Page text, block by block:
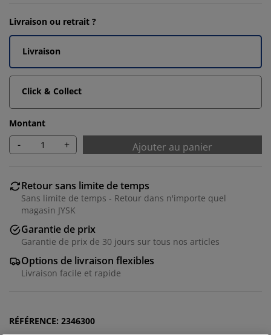
Livraison ou retrait ?
Livraison
Click & Collect
Montant
- + Ajouter au panier
Retour sans limite de temps
Sans limite de temps - Retour dans n'importe quel
magasin JYSK
Garantie de prix
Garantie de prix de 30 jours sur tous nos articles
Options de livraison flexibles
Livraison facile et rapide
RÉFÉRENCE: 2346300